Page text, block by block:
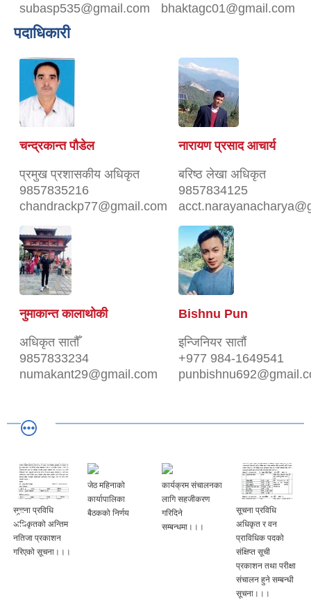
subasp535@gmail.com
bhaktagc01@gmail.com
पदाधिकारी
चन्द्रकान्त पौडेल
प्रमुख प्रशासकीय अधिकृत
9857835216
chandrackp77@gmail.com
नारायण प्रसाद आचार्य
बरिष्ठ लेखा अधिकृत
9857834125
नुमाकान्त कालाथोकी
अधिकृत सातौँ
9857833234
numakant29@gmail.com
Bishnu Pun
इन्जिनियर सातौं
+977 984-1649541
जेठ महिनाको
कार्यापालिका
बैठकको निर्णय
कार्यक्रम संचालनका
लागि सहजीकरण
गरिदिने
अधिकृत र वन
प्राविधिक पदको
प्रकाशन तथा परीक्षा
संचालन हुने सम्बन्धी
चमेना गृह
सम्बन्धी सूचना